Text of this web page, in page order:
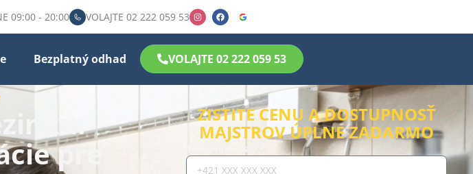
09:00 - 20:00 VOLAJTE 02 222 059 53
Bezplatný odhad VOLAJTE 02 222 059 53
pre
ZISTITE CENU A DOSTUPNOSŤ
MAJSTROV ÚPLNE ZADARMO
Telefónne číslo *